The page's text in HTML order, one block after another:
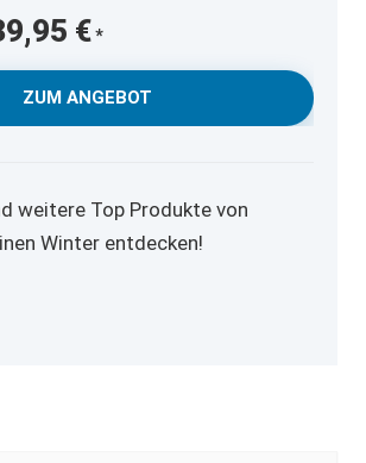
€
€ Aktueller
Preis
ist:
239,95 €.
ZUM ANGEBOT
weitere Top Produkte von
Winter entdecken!